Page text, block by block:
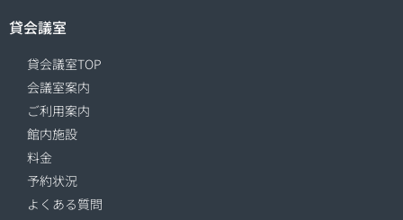
貸会議室
貸会議室TOP
会議室案内
ご利用案内
館内施設
料金
予約状況
よくある質問